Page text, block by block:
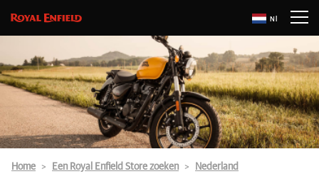
Nl
Home Een Royal Enfield Store zoeken
Nederland